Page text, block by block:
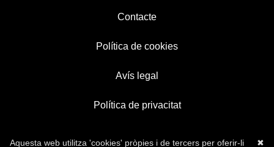
Contacte
Política de cookies
Avís legal
Política de privacitat
✖
Aquesta web utilitza 'cookies' pròpies i de tercers per oferir-li